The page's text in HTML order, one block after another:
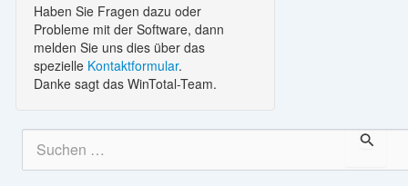
Haben Sie Fragen dazu oder
Probleme mit der Software, dann
melden Sie uns dies über das
spezielle Kontaktformular.
Danke sagt das WinTotal-Team.
c